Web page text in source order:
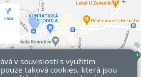
v souvislosti s využitím
taková cookies, která jsou